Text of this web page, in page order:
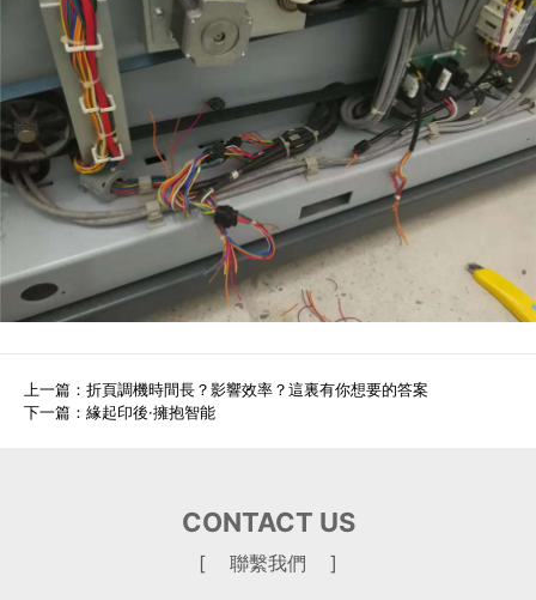
上一篇： 折頁調機時間長？影響效率？這裏有你想要的答案
下一篇： 緣起印後·擁抱智能
CONTACT US
[ 聯繫我們 ]